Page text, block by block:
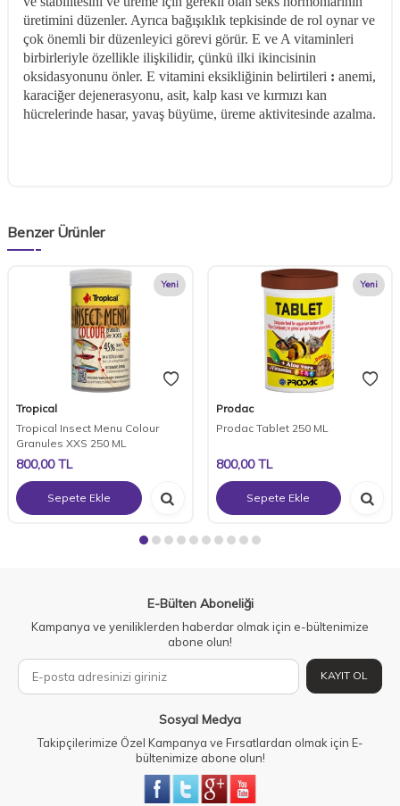
üretimini düzenler. Ayrıca bağışıklık tepkisinde de rol oynar ve
çok önemli bir düzenleyici görevi görür. E ve A vitaminleri
birbirleriyle özellikle ilişkilidir, çünkü ilki ikincisinin
oksidasyonunu önler. E vitamini eksikliğinin belirtileri : anemi,
karaciğer dejenerasyonu, asit, kalp kası ve kırmızı kan
hücrelerinde hasar, yavaş büyüme, üreme aktivitesinde azalma.
Benzer Ürünler
Yeni
Tropical
Tropical Insect Menu Colour
Granules XXS 250 ML
800,00TL
Sepete Ekle
Yeni
Prodac
Prodac Tablet 250 ML
800,00TL
Sepete Ekle
E-Bülten Aboneliği
Kampanya ve yeniliklerden haberdar olmak için e-bültenimize
abone olun!
KAYIT OL
Sosyal Medya
Takipçilerimize Özel Kampanya ve Fırsatlardan olmak için E-
bültenimize abone olun!